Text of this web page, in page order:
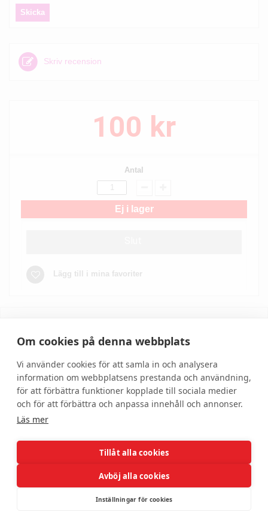
Skriv recension
100 kr
Antal
Ej i lager
Lägg till i mina favoriter
Om oss
Om DonnaBeauty
Om cookies på denna webbplats
Vi använder cookies för att samla in och analysera
information om webbplatsens prestanda och användning,
för att förbättra funktioner kopplade till sociala medier
och för att förbättra och anpassa innehåll och annonser.
Läs mer
Tillåt alla cookies
Avböj alla cookies
Inställningar för cookies